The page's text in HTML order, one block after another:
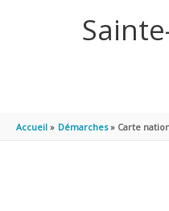
Accueil Démarches Carte